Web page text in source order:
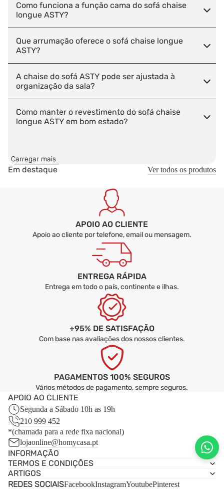
Como funciona a função cama do sofá chaise
longue ASTY?
Que arrumação oferece o sofá chaise longue
ASTY?
A chaise do sofá ASTY pode ser ajustada à
organização da sala?
Como manter o revestimento do sofá chaise
longue ASTY em bom estado?
para receber visitas?
Carregar mais
Em destaque Ver todos os produtos
APOIO AO CLIENTE
Apoio ao cliente por telefone, email ou mensagem.
ENTREGA RÁPIDA
Entrega em todo o país, continente e ilhas.
+95% DE SATISFAÇÃO
Com base nas avaliações dos nossos clientes.
PAGAMENTOS 100% SEGUROS
Vários métodos de pagamento, sempre seguros.
APOIO AO CLIENTE
Segunda a Sábado 10h as 19h
210 999 452
*(chamada para a rede fixa nacional)
lojaonline@homycasa.pt
INFORMAÇÃO
TERMOS E CONDIÇÕES
ARTIGOS
REDES SOCIAISFacebookInstagramYoutubePinterest